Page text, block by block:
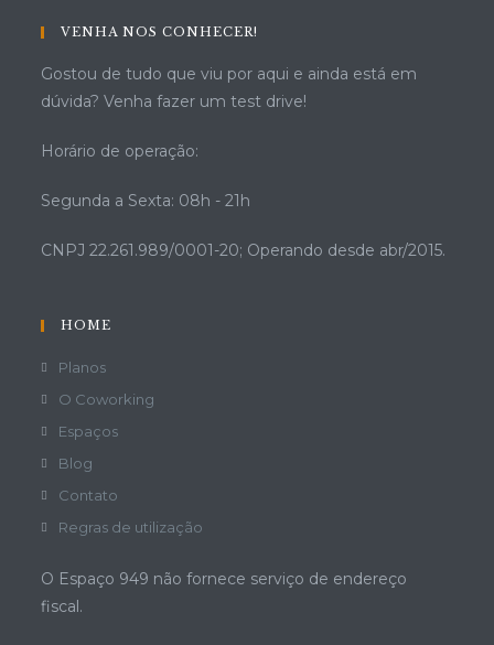
VENHA NOS CONHECER!
Gostou de tudo que viu por aqui e ainda está em
dúvida? Venha fazer um test drive!
Horário de operação:
Segunda a Sexta: 08h - 21h
CNPJ 22.261.989/0001-20; Operando desde abr/2015.
HOME
Planos
O Coworking
Espaços
Blog
Contato
Regras de utilização
O Espaço 949 não fornece serviço de endereço
fiscal.